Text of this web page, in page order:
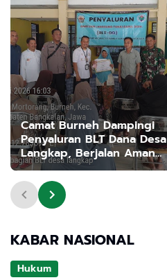
Camat Burneh Dampingi
Penyaluran BLT Dana Desa
Langkap, Berjalan Aman
dan Kondusif
KABAR NASIONAL
Hukum